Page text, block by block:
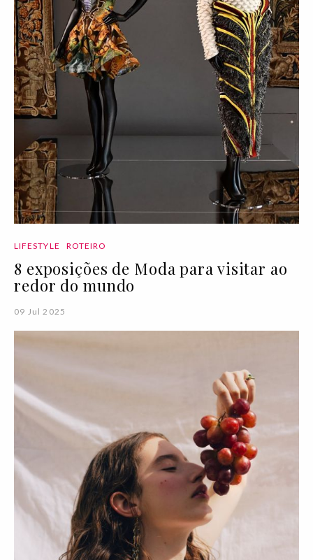
LIFESTYLE ROTEIRO
8 exposições de Moda para visitar ao
redor do mundo
09 Jul 2025